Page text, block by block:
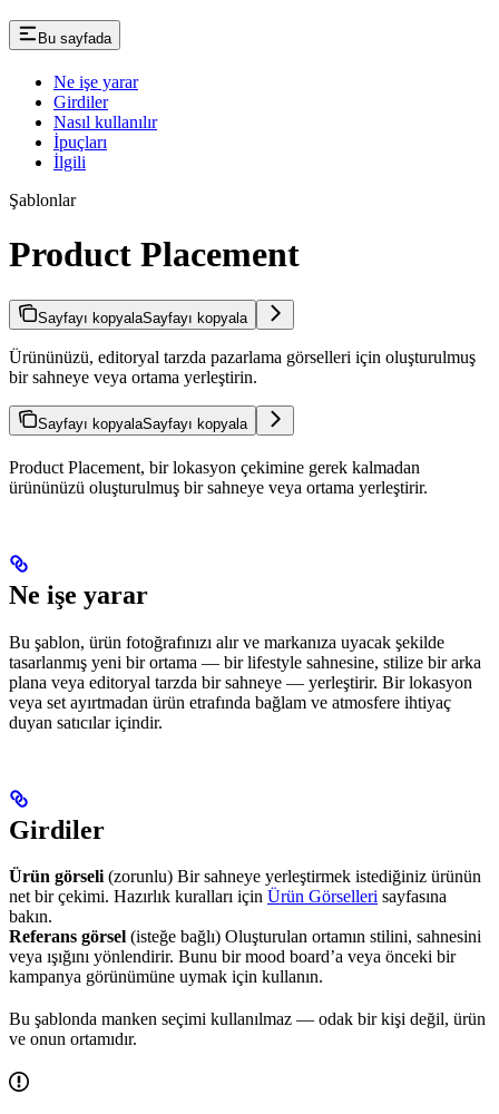
Bu sayfada
Ne işe yarar
Girdiler
Nasıl kullanılır
İpuçları
İlgili
Şablonlar
Product Placement
Sayfayı kopyalaSayfayı kopyala
Ürününüzü, editoryal tarzda pazarlama görselleri için oluşturulmuş
bir sahneye veya ortama yerleştirin.
Sayfayı kopyalaSayfayı kopyala
Product Placement, bir lokasyon çekimine gerek kalmadan
ürününüzü oluşturulmuş bir sahneye veya ortama yerleştirir.
Ne işe yarar
Bu şablon, ürün fotoğrafınızı alır ve markanıza uyacak şekilde
tasarlanmış yeni bir ortama — bir lifestyle sahnesine, stilize bir arka
plana veya editoryal tarzda bir sahneye — yerleştirir. Bir lokasyon
veya set ayırtmadan ürün etrafında bağlam ve atmosfere ihtiyaç
duyan satıcılar içindir.
Girdiler
Ürün görseli(zorunlu) Bir sahneye yerleştirmek istediğiniz ürünün
net bir çekimi. Hazırlık kuralları için Ürün Görselleri sayfasına
bakın.
Referans görsel (isteğe bağlı) Oluşturulan ortamın stilini, sahnesini
veya ışığını yönlendirir. Bunu bir mood board’a veya önceki bir
kampanya görünümüne uymak için kullanın.
Bu şablonda manken seçimi kullanılmaz — odak bir kişi değil, ürün
ve onun ortamıdır.